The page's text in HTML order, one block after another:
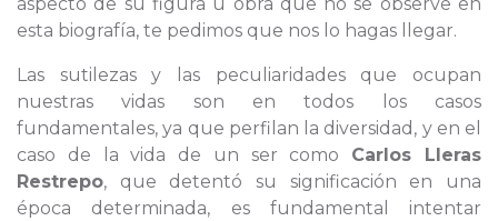
esta biografía, te pedimos que nos lo hagas llegar.
Las sutilezas y las peculiaridades que ocupan
nuestras vidas son en todos los casos
fundamentales, ya que perfilan la diversidad, y en el
caso de la vida de un ser como Carlos Lleras
Restrepo, que detentó su significación en una
época determinada, es fundamental intentar